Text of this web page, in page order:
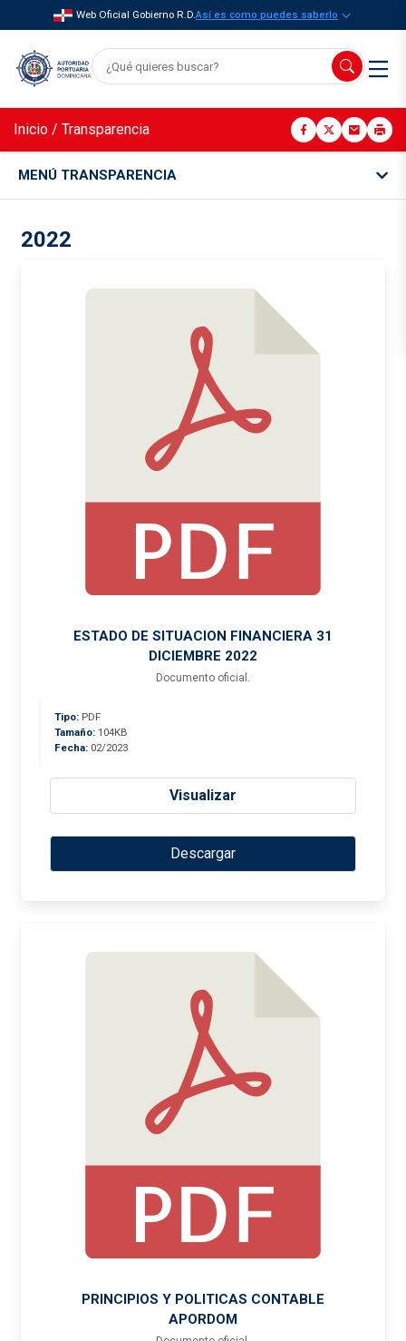
Web Oficial Gobierno R.D.Así es como puedes saberlo
Inicio / Transparencia
MENÚ TRANSPARENCIA
2022
ESTADO DE SITUACION FINANCIERA 31
DICIEMBRE 2022
Documento oficial.
Tipo: PDF
Tamaño: 104KB
Fecha: 02/2023
Visualizar
Descargar
PRINCIPIOS Y POLITICAS CONTABLE
APORDOM